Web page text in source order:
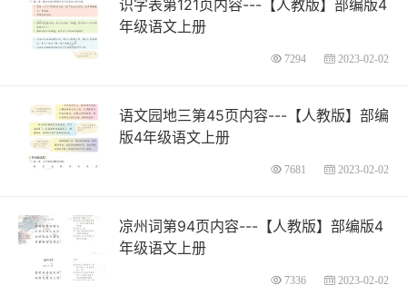
识字表第121页内容---【人教版】部编版4
年级语文上册
7294 2023-02-02
语文园地三第45页内容---【人教版】部编
版4年级语文上册
7681 2023-02-02
凉州词第94页内容---【人教版】部编版4
年级语文上册
7336 2023-02-02